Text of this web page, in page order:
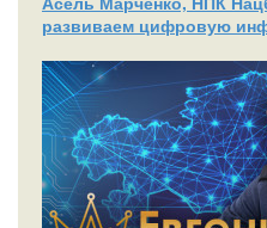
развиваем цифровую